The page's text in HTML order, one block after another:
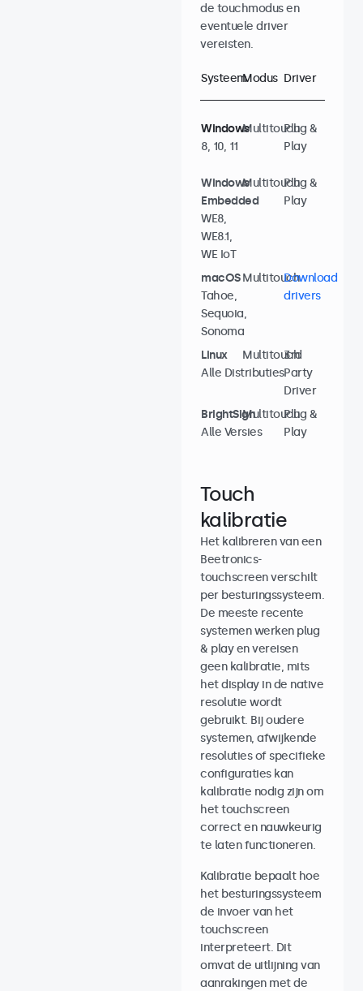
de touchmodus en
eventuele driver
vereisten.
SysteemModus Driver
Windows
8, 10, 11
MultitouchPlug &
Play
Windows
Embedded
WE8,
WE8.1,
WE IoT
MultitouchPlug &
Play
macOS
Tahoe,
Sequoia,
Sonoma
MultitouchDownload
drivers
Linux
Alle Distributies
Multitouch
3rd
Party
Driver
BrightSign
Alle Versies
MultitouchPlug &
Play
Touch
kalibratie
Het kalibreren van een
Beetronics-
touchscreen verschilt
per besturingssysteem.
De meeste recente
systemen werken plug
& play en vereisen
geen kalibratie, mits
het display in de native
resolutie wordt
gebruikt. Bij oudere
systemen, afwijkende
resoluties of specifieke
configuraties kan
kalibratie nodig zijn om
het touchscreen
correct en nauwkeurig
te laten functioneren.
Kalibratie bepaalt hoe
het besturingssysteem
de invoer van het
touchscreen
interpreteert. Dit
omvat de uitlijning van
aanrakingen met de